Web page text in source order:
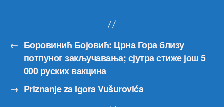
← Боровинић Бојовић: Црна Гора близу
потпуног закључавања; сјутра стиже још 5
000 руских вакцина
→ Priznanje za Igora Vušurovića